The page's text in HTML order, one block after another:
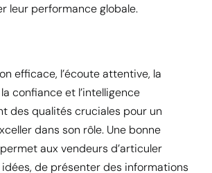
leur performance globale.
efficace, l’écoute attentive, la
confiance et l’intelligence
des qualités cruciales pour un
dans son rôle. Une bonne
aux vendeurs d’articuler
de présenter des informations